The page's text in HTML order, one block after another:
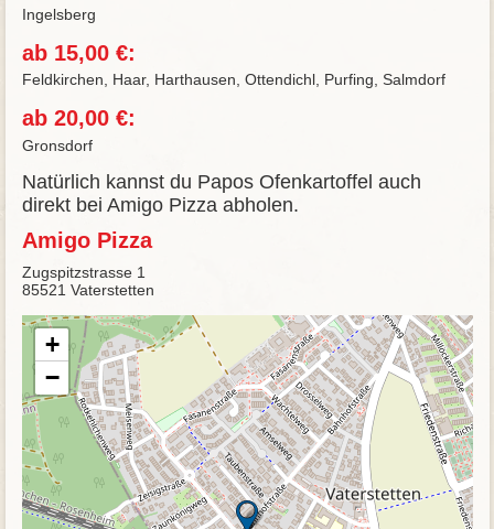
Ingelsberg
ab 15,00 €:
Feldkirchen, Haar, Harthausen, Ottendichl, Purfing, Salmdorf
ab 20,00 €:
Gronsdorf
Natürlich kannst du Papos Ofenkartoffel auch
direkt bei Amigo Pizza abholen.
Amigo Pizza
Zugspitzstrasse 1
85521 Vaterstetten
+
−